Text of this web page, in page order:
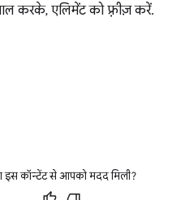
करके, एलिमेंट को फ़्रीज़ करें.
इस कॉन्टेंट से आपको मदद मिली?